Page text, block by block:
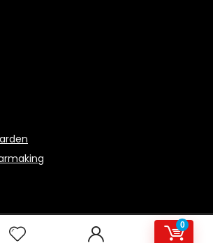
0
Alle rechten voorbehouden